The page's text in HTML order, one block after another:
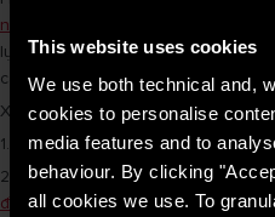
This website uses cookies
We use both technical and,
cookies to personalise
media features and to
behaviour. By clicking
all cookies we use. To
nước nóng gián tiếp
lựa chọn phù hợp cho gia đình,
cách hiện đại và tiện nghi hơn.
Xem thêm các bài viết khác:
1.
Các kích thước bình nóng lạnh
2.
Bình nóng lạnh Ariston 30L
đình